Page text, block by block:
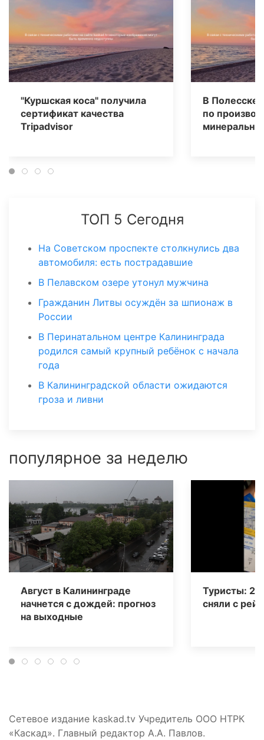
"Куршская коса" получила
сертификат качества
Tripаdvisor
В Полесске
по
ТОП 5 Сегодня
На Советском проспекте столкнулись два
автомобиля: есть пострадавшие
В Пелавском озере утонул мужчина
Гражданин Литвы осуждён за шпионаж в
России
В Перинатальном центре Калининграда
родился самый крупный ребёнок с начала
года
В Калининградской области ожидаются
гроза и ливни
популярное за неделю
Август в Калининграде
начнется с дождей: прогноз
на выходные
Туристы: 20
сняли с
Сетевое издание kaskad.tv Учредитель ООО НТРК
«Каскад». Главный редактор А.А. Павлов.